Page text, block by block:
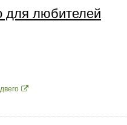
для любителей